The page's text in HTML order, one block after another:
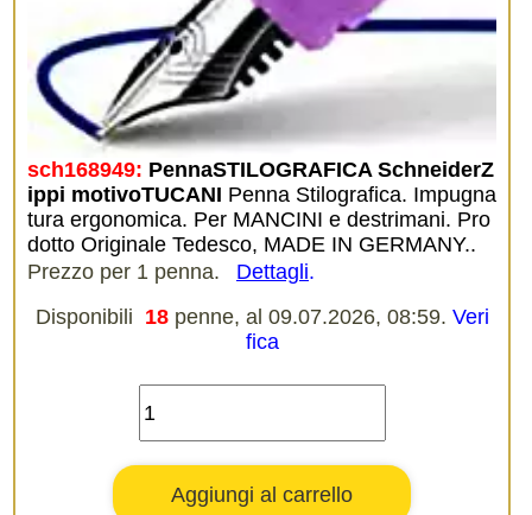
sch168949: PennaSTILOGRAFICA SchneiderZ
ippi motivoTUCANI Penna Stilografica. Impugna
tura ergonomica. Per MANCINI e destrimani. Pro
dotto Originale Tedesco, MADE IN GERMANY..
Prezzo per 1 penna.
Dettagli.
Disponibili 18 penne, al 09.07.2026, 08:59. Veri
fica